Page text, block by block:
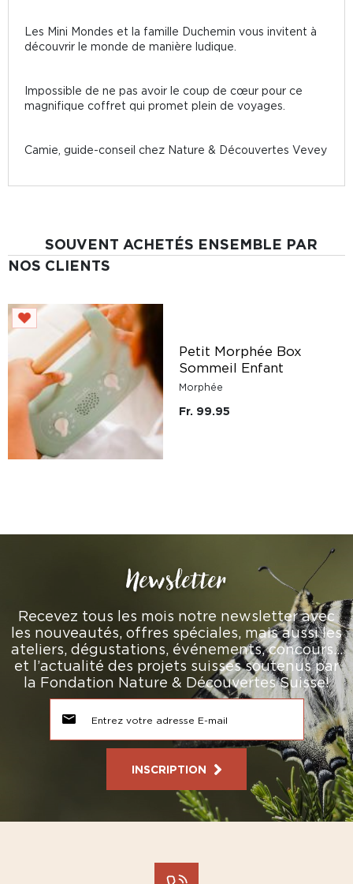
Les Mini Mondes et la famille Duchemin vous invitent à
découvrir le monde de manière ludique.
Impossible de ne pas avoir le coup de cœur pour ce
magnifique coffret qui promet plein de voyages.
Camie, guide-conseil chez Nature & Découvertes Vevey
SOUVENT ACHETÉS ENSEMBLE PAR
NOS CLIENTS
Petit Morphée Box
Sommeil Enfant
Morphée
Fr. 99.95
Newsletter
Recevez tous les mois notre newsletter avec
les nouveautés, offres spéciales, mais aussi les
ateliers, dégustations, événements, concours…
et l’actualité des projets suisses soutenus par
la Fondation Nature & Découvertes Suisse!
INSCRIPTION